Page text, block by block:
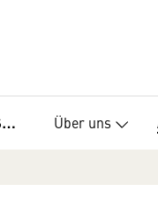
Sparte Tourismus und Freizeitwirtschaft Über uns